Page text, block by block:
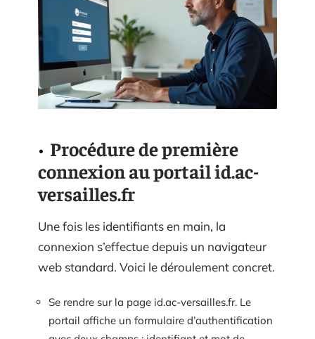
Procédure de première
connexion au portail id.ac-
versailles.fr
Une fois les identifiants en main, la
connexion s’effectue depuis un navigateur
web standard. Voici le déroulement concret.
Se rendre sur la page id.ac-versailles.fr. Le
portail affiche un formulaire d’authentification